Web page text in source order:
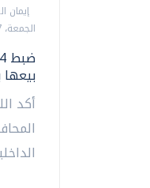
إيمان
الجمعة، 07 اغسطس 2026 10:43 ص
بيعها
أكد